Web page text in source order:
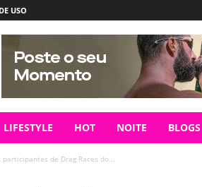
USO
LIFESTYLE HOT NOITE BLOGS
de Drag Races do...